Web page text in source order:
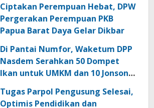
Ciptakan Perempuan Hebat, DPW
Pergerakan Perempuan PKB
Papua Barat Daya Gelar Dikbar
Di Pantai Numfor, Waketum DPP
Nasdem Serahkan 50 Dompet
Ikan untuk UMKM dan 10 Jonson
Tugas Parpol Pengusung Selesai,
Optimis Pendidikan dan